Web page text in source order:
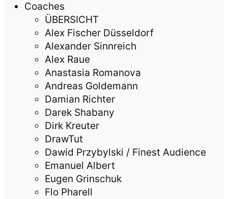
Coaches
ÜBERSICHT
Alex Fischer Düsseldorf
Alexander Sinnreich
Alex Raue
Anastasia Romanova
Andreas Goldemann
Damian Richter
Darek Shabany
Dirk Kreuter
DrawTut
Dawid Przybylski / Finest Audience
Emanuel Albert
Eugen Grinschuk
Flo Pharell